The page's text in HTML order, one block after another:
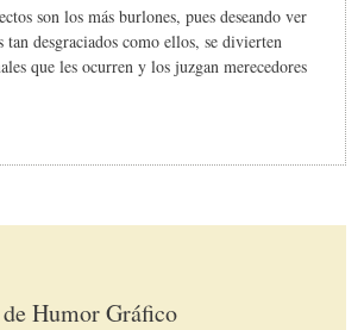
son los más burlones, pues deseando ver
tan desgraciados como ellos, se divierten
que les ocurren y los juzgan merecedores
Humor Gráfico